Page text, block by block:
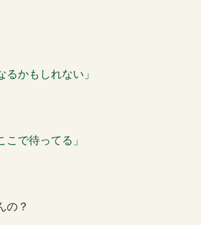
かもしれない」
こで待ってる」
の？